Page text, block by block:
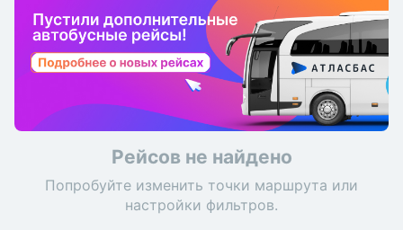
Рейсов не найдено
Попробуйте изменить точки маршрута или
настройки фильтров.